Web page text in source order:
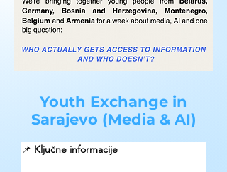
Youth Exchange in
Sarajevo (Media & AI)
📌 Ključne informacije